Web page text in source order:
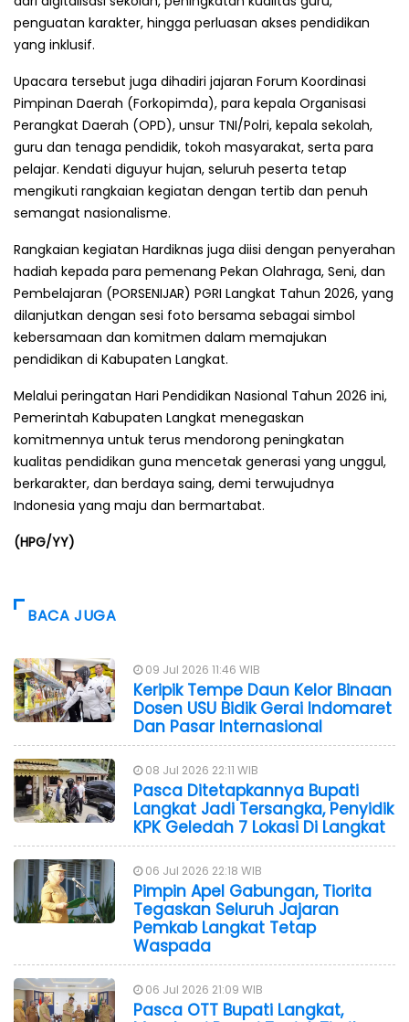
penguatan karakter, hingga perluasan akses pendidikan
yang inklusif.
Upacara tersebut juga dihadiri jajaran Forum Koordinasi
Pimpinan Daerah (Forkopimda), para kepala Organisasi
Perangkat Daerah (OPD), unsur TNI/Polri, kepala sekolah,
guru dan tenaga pendidik, tokoh masyarakat, serta para
pelajar. Kendati diguyur hujan, seluruh peserta tetap
mengikuti rangkaian kegiatan dengan tertib dan penuh
semangat nasionalisme.
Rangkaian kegiatan Hardiknas juga diisi dengan penyerahan
hadiah kepada para pemenang Pekan Olahraga, Seni, dan
Pembelajaran (PORSENIJAR) PGRI Langkat Tahun 2026, yang
dilanjutkan dengan sesi foto bersama sebagai simbol
kebersamaan dan komitmen dalam memajukan
pendidikan di Kabupaten Langkat.
Melalui peringatan Hari Pendidikan Nasional Tahun 2026 ini,
Pemerintah Kabupaten Langkat menegaskan
komitmennya untuk terus mendorong peningkatan
kualitas pendidikan guna mencetak generasi yang unggul,
berkarakter, dan berdaya saing, demi terwujudnya
Indonesia yang maju dan bermartabat.
(HPG/YY)
BACA JUGA
09 Jul 2026 11:46 WIB
Keripik Tempe Daun Kelor Binaan
Dosen USU Bidik Gerai Indomaret
Dan Pasar Internasional
08 Jul 2026 22:11 WIB
Pasca Ditetapkannya Bupati
Langkat Jadi Tersangka, Penyidik
KPK Geledah 7 Lokasi Di Langkat
06 Jul 2026 22:18 WIB
Pimpin Apel Gabungan, Tiorita
Tegaskan Seluruh Jajaran
Pemkab Langkat Tetap
Waspada
06 Jul 2026 21:09 WIB
Pasca OTT Bupati Langkat,